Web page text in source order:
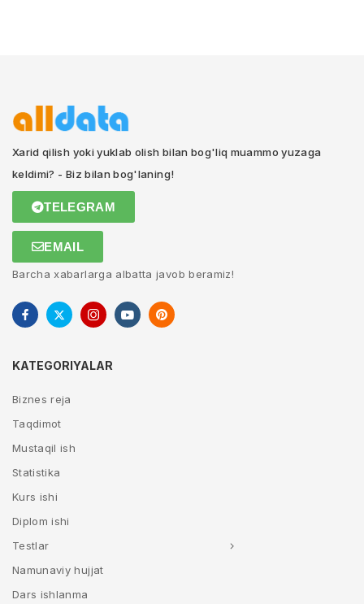
Xarid qilish yoki yuklab olish bilan bog'liq muammo yuzaga
keldimi? - Biz bilan bog'laning!
TELEGRAM
EMAIL
Barcha xabarlarga albatta javob beramiz!
KATEGORIYALAR
Biznes reja
Taqdimot
Mustaqil ish
Statistika
Kurs ishi
Diplom ishi
Testlar
Namunaviy hujjat
Dars ishlanma